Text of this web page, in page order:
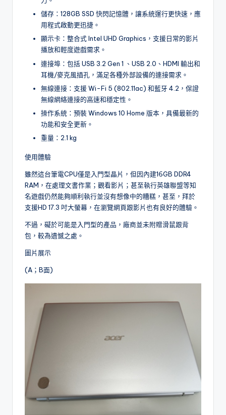
儲存：128GB SSD 快閃記憶體，讓系統運行更快速，應
用程式啟動更迅捷。
顯示卡：整合式 Intel UHD Graphics，支援日常的影片
播放和輕度遊戲需求。
連接埠：包括 USB 3.2 Gen 1 、USB 2.0、HDMI 輸出和
耳機/麥克風插孔，滿足各種外部設備的連接需求。
無線連接：支援 Wi-Fi 5 (802.11ac) 和藍牙 4.2，保證
無線網絡連接的高速和穩定性。
操作系統：預裝 Windows 10 Home 版本，具備最新的
功能和安全更新。
重量：2.1 kg
使用體驗
雖然這台筆電CPU僅是入門型晶片，但因內建16GB DDR4
RAM，在處理文書作業；觀看影片；甚至執行英雄聯盟等知
名遊戲仍然能夠順利執行並沒有想像中的糟糕，甚至，拜於
支援HD 17.3 吋大螢幕，在瀏覽網頁跟影片也有良好的體驗。
不過，礙於可能是入門型的產品，廠商並未附贈滑鼠跟背
包，較為遺憾之處。
圖片展示
(A；B面)